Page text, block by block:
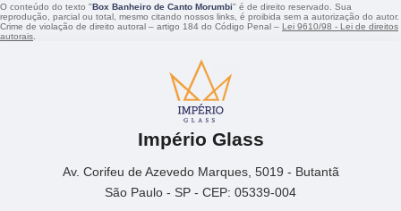
O conteúdo do texto "Box Banheiro de Canto Morumbi" é de direito reservado. Sua
reprodução, parcial ou total, mesmo citando nossos links, é proibida sem a autorização do autor.
Crime de violação de direito autoral – artigo 184 do Código Penal – Lei 9610/98 - Lei de direitos
autorais
Império Glass
Av. Corifeu de Azevedo Marques, 5019 - Butantã
São Paulo - SP - CEP: 05339-004